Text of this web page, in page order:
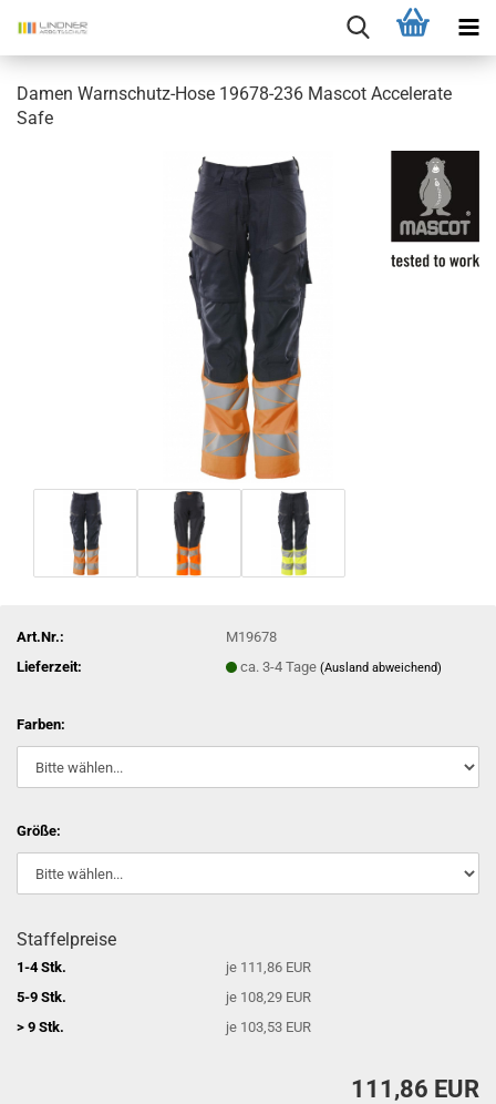
Damen Warnschutz-Hose 19678-236 Mascot Accelerate
Safe
Art.Nr.:
M19678
Lieferzeit:
ca. 3-4 Tage(Ausland abweichend)
Farben:
Größe:
Staffelpreise
1-4 Stk.
je 111,86 EUR
5-9 Stk.
je 108,29 EUR
> 9 Stk.
je 103,53 EUR
111,86 EUR